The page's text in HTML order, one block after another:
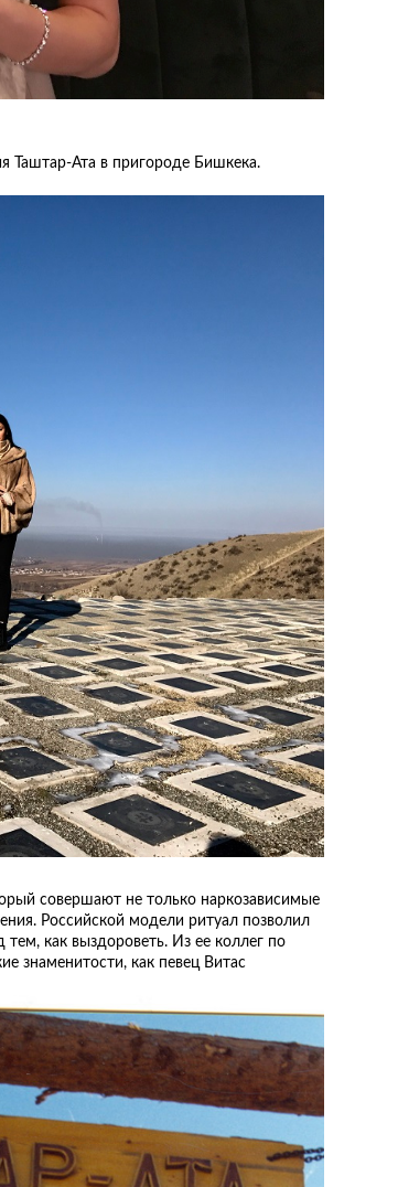
Таштар-Ата в пригороде Бишкека.
совершают не только наркозависимые
Российской модели ритуал позволил
тем, как выздороветь. Из ее коллег по
знаменитости, как певец Витас